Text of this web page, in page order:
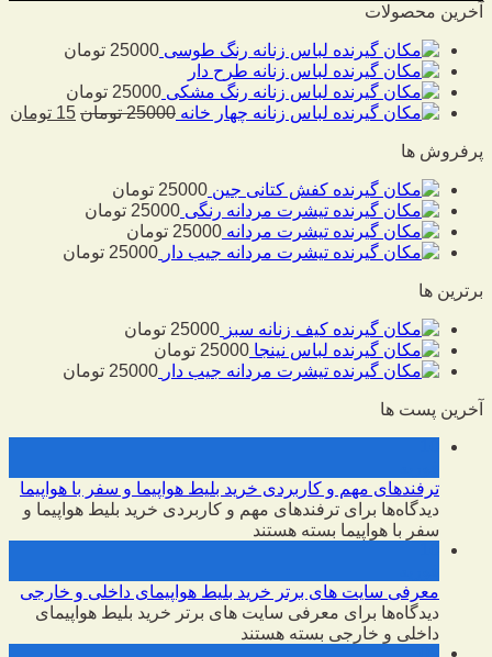
آخرین محصولات
لباس زنانه رنگ طوسی 25000 تومان
لباس زنانه طرح دار
لباس زنانه رنگ مشکی 25000 تومان
لباس زنانه چهار خانه 25000 تومان 15 تومان
پرفروش ها
کفش کتانی جین 25000 تومان
تیشرت مردانه رنگی 25000 تومان
تیشرت مردانه 25000 تومان
تیشرت مردانه جیب دار 25000 تومان
برترین ها
کیف زنانه سبز 25000 تومان
لباس نینجا 25000 تومان
تیشرت مردانه جیب دار 25000 تومان
آخرین پست ها
ترفندهای مهم و کاربردی خرید بلیط هواپیما و سفر با هواپیما
دیدگاه‌ها برای ترفندهای مهم و کاربردی خرید بلیط هواپیما و
سفر با هواپیما بسته هستند
معرفی سایت های برتر خرید بلیط هواپیمای داخلی و خارجی
دیدگاه‌ها برای معرفی سایت های برتر خرید بلیط هواپیمای
داخلی و خارجی بسته هستند